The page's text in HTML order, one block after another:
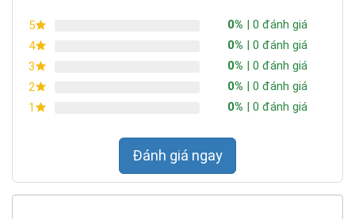
5 0% | 0 đánh giá
4
0% | 0 đánh giá
3
0% | 0 đánh giá
2
0% | 0 đánh giá
1
0% | 0 đánh giá
Đánh giá ngay